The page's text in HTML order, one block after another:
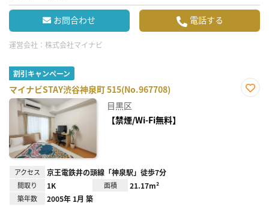
お問合わせ 電話する
運営会社： 株式会社マイナビ
割引キャンペーン
マイナビSTAY渋谷神泉町 515(No.967708)
目黒区
【禁煙/Wi-Fi無料】
アクセス 京王電鉄井の頭線「神泉駅」徒歩7分
間取り 1K 面積 21.17m²
築年数 2005年 1月 築